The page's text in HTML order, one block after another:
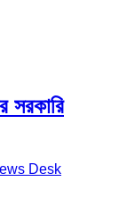
সরকারি
Desk